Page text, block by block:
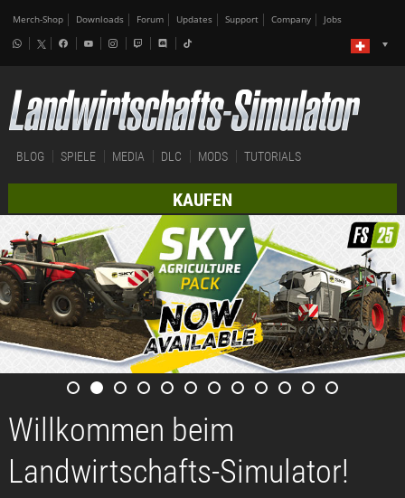
Merch-Shop Downloads Forum Updates Support Company Jobs
BLOG SPIELE MEDIA DLC MODS TUTORIALS
KAUFEN
Willkommen beim
Landwirtschafts-Simulator!